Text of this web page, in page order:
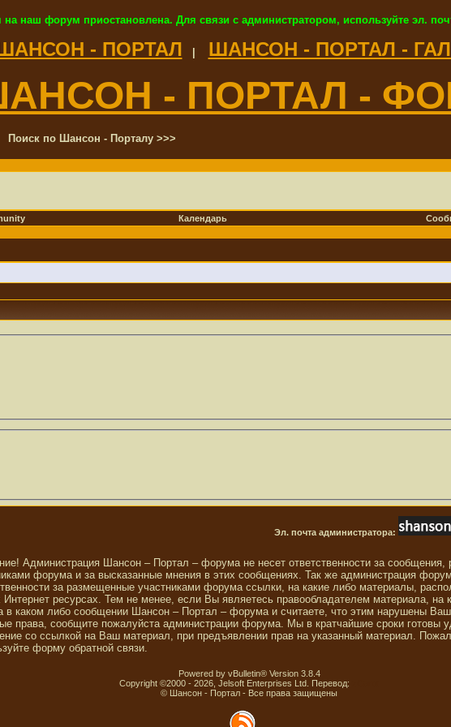
на наш форум приостановлена. Для связи с администратором, используйте эл.
- ПОРТАЛ ШАНСОН - ПОРТАЛ -
- ПОРТАЛ -
Поиск по Шансон - Порталу >>>
Календарь
Эл. почта администратора:
Администрация Шансон – Портал – форума не несет ответственности за
форума и за высказанные мнения в этих сообщениях. Так же администрация
за размещенные участниками форума ссылки, на какие либо материалы,
Интернет ресурсах. Тем не менее, если Вы являетесь правообладателем материала, на
в каком либо сообщении Шансон – Портал – форума и считаете, что этим нарушены
права, сообщите пожалуйста администрации форума. Мы в кратчайшие сроки готовы
со ссылкой на Ваш материал, при предъявлении прав на указанный материал.
форму обратной связи.
Powered by vBulletin® Version 3.8.4
Copyright ©2000 - 2026, Jelsoft Enterprises Ltd. Перевод:
© Шансон - Портал - Все права защищены